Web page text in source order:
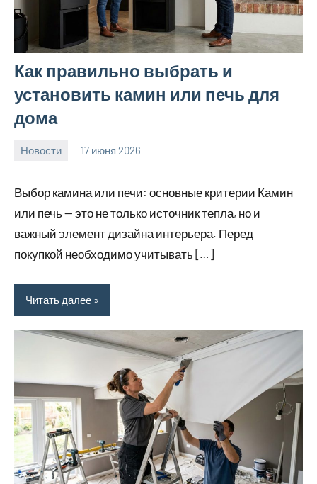
Как правильно выбрать и
установить камин или печь для
дома
Новости 17 июня 2026
Выбор камина или печи: основные критерии Камин
или печь — это не только источник тепла, но и
важный элемент дизайна интерьера. Перед
покупкой необходимо учитывать […]
Читать далее